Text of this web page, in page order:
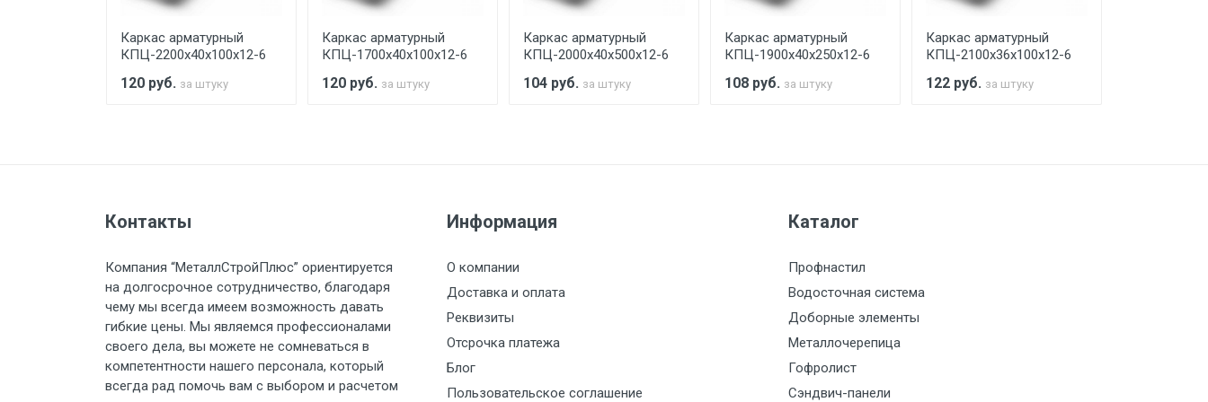
Стоимость доставки по РФ рассчитывается индивидуально.
Груз до 6 м, вес до 3 тн 7500 с НДС 35р./км за МКАД
Груз до 6 м, вес до 5 тн 9000 с НДС 40р./км за МКАД
Груз до 6 м, вес до 8 тн 10000 с НДС 45р./км за МКАД
Каркас арматурный
КПЦ-2200х40х100х12-6
120 руб. за штуку
Каркас арматурный
КПЦ-1700х40х100х12-6
120 руб. за штуку
Каркас арматурный
КПЦ-2000х40х500х12-6
104 руб. за штуку
Каркас арматурный
КПЦ-1900х40х250х12-6
108 руб. за штуку
Каркас арматурный
КПЦ-2100х36х100х12-6
122 руб. за штуку
Контакты
Компания “МеталлСтройПлюс” ориентируется
на долгосрочное сотрудничество, благодаря
чему мы всегда имеем возможность давать
гибкие цены. Мы являемся профессионалами
своего дела, вы можете не сомневаться в
компетентности нашего персонала, который
всегда рад помочь вам с выбором и расчетом
Информация
О компании
Доставка и оплата
Реквизиты
Отсрочка платежа
Блог
Пользовательское соглашение
Каталог
Профнастил
Водосточная система
Доборные элементы
Металлочерепица
Гофролист
Сэндвич-панели